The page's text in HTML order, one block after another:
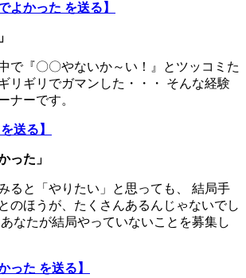
よかった を送る】
」
で『〇〇やないか～い！』とツッコミた
リギリでガマンした・・・ そんな経験
ナーです。
送る】
った」
ると「やりたい」と思っても、 結局手
のほうが、たくさんあるんじゃないでし
なたが結局やっていないことを募集し
った を送る】